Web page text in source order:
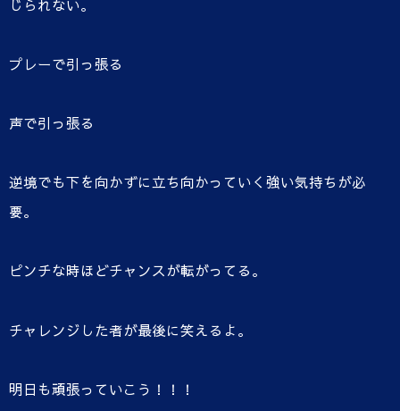
じられない。
プレーで引っ張る
声で引っ張る
逆境でも下を向かずに立ち向かっていく強い気持ちが必
要。
ピンチな時ほどチャンスが転がってる。
チャレンジした者が最後に笑えるよ。
明日も頑張っていこう！！！